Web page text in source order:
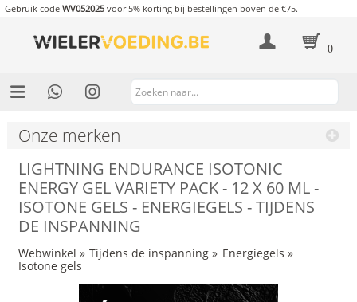
Gebruik code WV052025voor 5% korting bij bestellingen boven de €75.
0
Onze merken
LIGHTNING ENDURANCE ISOTONIC
ENERGY GEL VARIETY PACK - 12 X 60 ML -
ISOTONE GELS - ENERGIEGELS - TIJDENS
DE INSPANNING
Webwinkel » Tijdens de inspanning » Energiegels »
Isotone gels